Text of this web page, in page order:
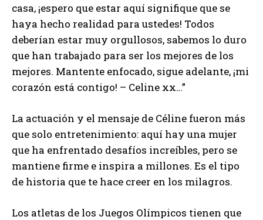
casa, ¡espero que estar aquí signifique que se
haya hecho realidad para ustedes! Todos
deberían estar muy orgullosos, sabemos lo duro
que han trabajado para ser los mejores de los
mejores. Mantente enfocado, sigue adelante, ¡mi
corazón está contigo! – Celine xx…”
La actuación y el mensaje de Céline fueron más
que solo entretenimiento: aquí hay una mujer
que ha enfrentado desafíos increíbles, pero se
mantiene firme e inspira a millones. Es el tipo
de historia que te hace creer en los milagros.
Los atletas de los Juegos Olímpicos tienen que